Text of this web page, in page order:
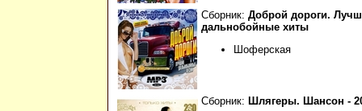
Сборник: Доброй дороги.
дальнобойные хиты
Шоферская
Сборник: Шлягеры. Шансон -